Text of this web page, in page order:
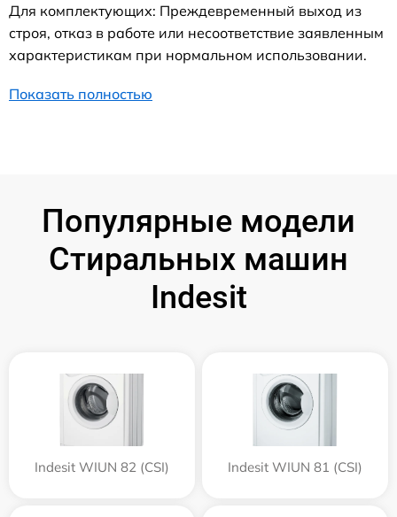
Для комплектующих: Преждевременный выход из
строя, отказ в работе или несоответствие заявленным
характеристикам при нормальном использовании.
Показать полностью
Популярные модели
Стиральных машин
Indesit
Indesit WIUN 82 (CSI) Indesit WIUN 81 (CSI)